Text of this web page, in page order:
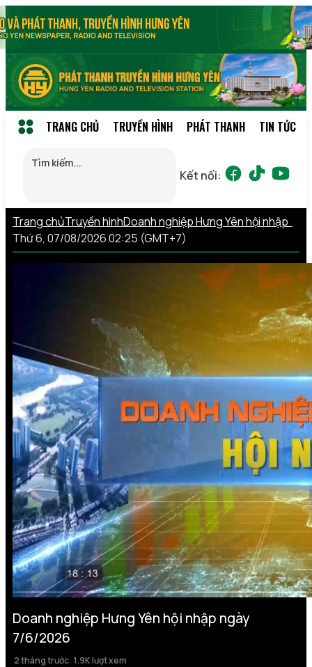
TRANG CHỦ TRUYỀN HÌNH PHÁT THANH TIN TỨC
Kết nối:
Trang chủTruyền hìnhDoanh nghiệp Hưng Yên hội nhập
Thứ 6, 07/08/2026 02:25 (GMT+7)
Doanh nghiệp Hưng Yên hội nhập ngày
7/6/2026
2 tháng trước 1.9K lượt xem